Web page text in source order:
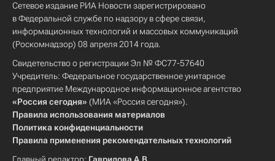
Сетевое издание РИА Новости зарегистрировано
в Федеральной службе по надзору в сфере связи,
информационных технологий и массовых коммуникаций
(Роскомнадзор) 08 апреля 2014 года.
Свидетельство о регистрации Эл № ФС77-57640
Учредитель: Федеральное государственное унитарное
предприятие Международное информационное агентство
«Россия сегодня» (МИА «Россия сегодня»).
Правила использования материалов
Политика конфиденциальности
Правила применения рекомендательных технологий